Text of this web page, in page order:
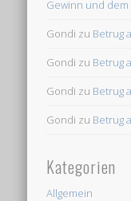
Gewinn und dem
Gondi zu Betrug
Gondi zu Betrug
Gondi zu Betrug
Gondi zu Betrug
Kategorien
Allgemein